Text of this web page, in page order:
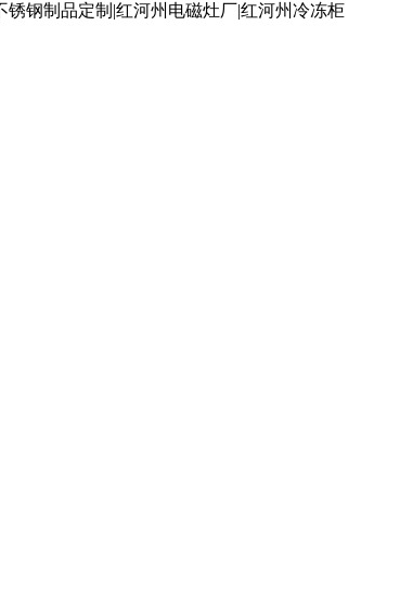
钢制品定制|红河州电磁灶厂|红河州冷冻柜